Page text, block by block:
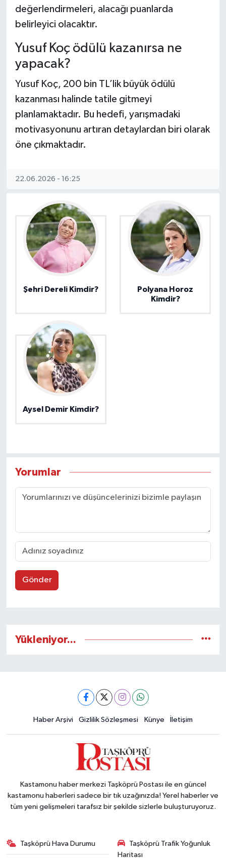
değerlendirmeleri, alacağı puanlarda
belirleyici olacaktır.
Yusuf Koç ödülü kazanırsa ne
yapacak?
Yusuf Koç, 200 bin TL’lik büyük ödülü
kazanması halinde tatile gitmeyi
planlamaktadır. Bu hedefi, yarışmadaki
motivasyonunu artıran detaylardan biri olarak
öne çıkmaktadır.
22.06.2026 - 16:25
Şehri Dereli Kimdir?
Polyana Horoz
Kimdir?
Aysel Demir Kimdir?
Yorumlar
Gönder
Yükleniyor...
Haber Arşivi Gizlilik Sözleşmesi Künye İletişim
Kastamonu haber merkezi Taşköprü Postası ile en güncel
kastamonu haberleri sadece bir tık uzağınızda! Yerel haberler ve
tüm yeni gelişmeleri tarafsız bir şekilde sizlerle buluşturuyoruz.
Taşköprü Hava Durumu
Taşköprü Trafik Yoğunluk
Haritası